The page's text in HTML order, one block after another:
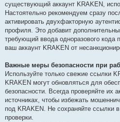
существующий аккаунт KRAKEN,
Настоятельно рекомендуем сразу
активировать двухфакторную
профиля. Это добавит
требующий ввода одноразового кода
ваш аккаунт KRAKEN от
Важные меры безопасности при
Используйте только свежие ссылки
KRAKEN могут обновляться для
безопасности. Всегда проверяйте их
источниках, чтобы избежать
под KRAKEN. Не сохраняйте ссылки
проверки.